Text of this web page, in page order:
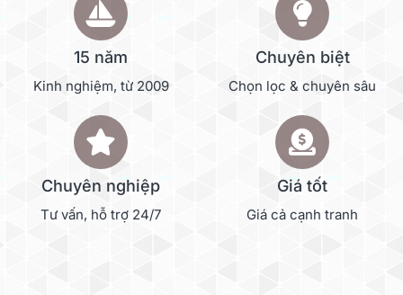
15 năm
Kinh nghiệm, từ 2009
Chuyên biệt
Chọn lọc & chuyên sâu
Chuyên nghiệp
Tư vấn, hỗ trợ 24/7
Giá tốt
Giá cả cạnh tranh